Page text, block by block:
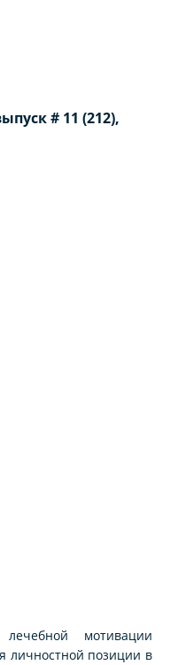
# 11 (212),
мотивации
личностной позиции в